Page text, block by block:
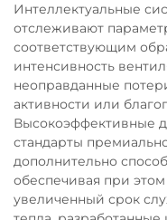
Интеллектуальные
отслеживают
соответствующим
интенсивность
неоправданные
активности или
Высокоэффективные
стандарты
дополнительно
обеспечивая при
увеличенный срок